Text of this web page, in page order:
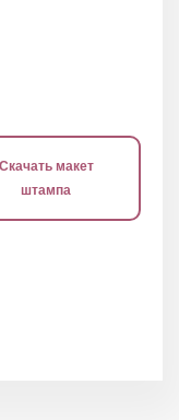
Скачать макет
штампа